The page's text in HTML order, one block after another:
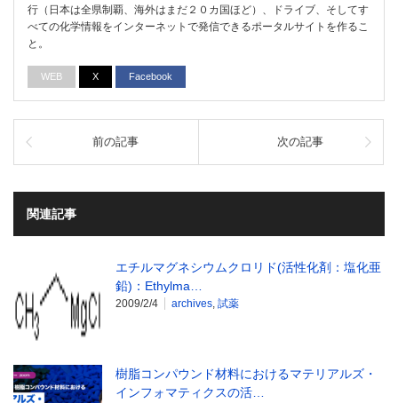
行（日本は全県制覇、海外はまだ２０カ国ほど）、ドライブ、そしてす
べての化学情報をインターネットで発信できるポータルサイトを作るこ
と。
WEB X Facebook
前の記事 次の記事
関連記事
エチルマグネシウムクロリド(活性化剤：塩化亜
鉛)：Ethylma…
2009/2/4 archives, 試薬
樹脂コンパウンド材料におけるマテリアルズ・
インフォマティクスの活…